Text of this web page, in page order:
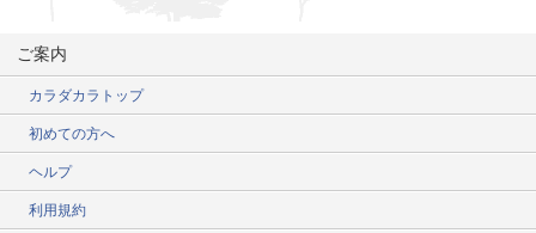
ご案内
カラダカラトップ
初めての方へ
ヘルプ
利用規約